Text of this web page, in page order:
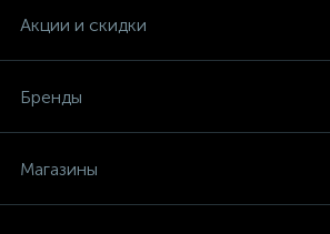
Акции и скидки
Бренды
Магазины